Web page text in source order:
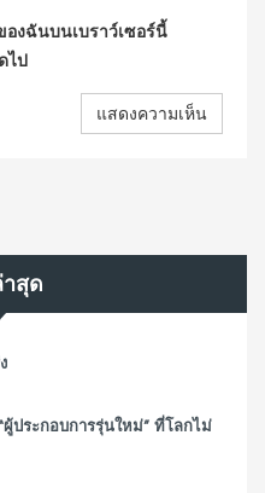
งฉันบนเบราว์เซอร์นี้
ไป
าสุด
ผู้ประกอบการรุ่นใหม่” ที่โลกไม่